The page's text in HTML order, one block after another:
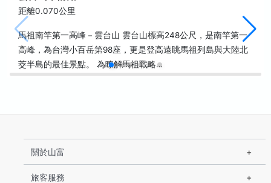
距離0.070公里
馬祖南竿第一高峰－雲台山 雲台山標高248公尺，是南竿第一
高峰，為台灣小百岳第98座，更是登高遠眺馬祖列島與大陸北
茭半島的最佳景點。 為瞭解馬祖戰略…
關於山富
旅客服務